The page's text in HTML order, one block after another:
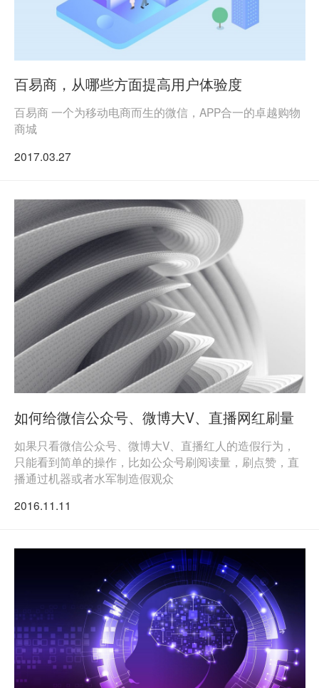
百易商，从哪些方面提高用户体验度
百易商 一个为移动电商而生的微信，APP合一的卓越购物
商城
2017.03.27
如何给微信公众号、微博大V、直播网红刷量
如果只看微信公众号、微博大V、直播红人的造假行为，
只能看到简单的操作，比如公众号刷阅读量，刷点赞，直
播通过机器或者水军制造假观众
2016.11.11